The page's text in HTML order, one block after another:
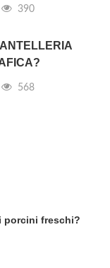
390
568
porcini freschi?